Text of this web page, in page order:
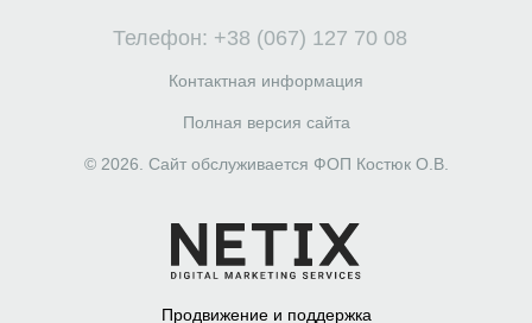
Телефон: +38 (067) 127 70 08
Контактная информация
Полная версия сайта
© 2026. Сайт обслуживается ФОП Костюк О.В.
Продвижение и поддержка